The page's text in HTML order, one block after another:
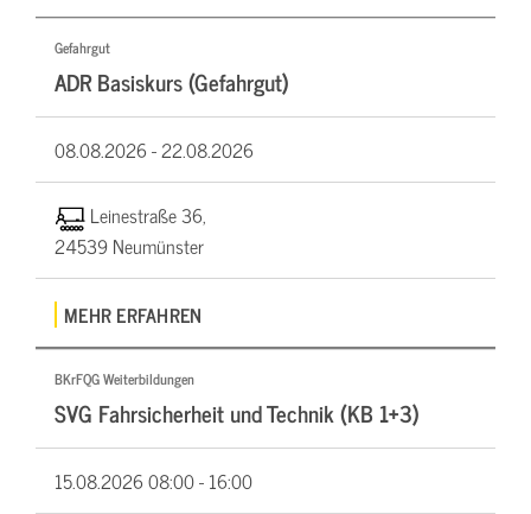
Gefahrgut
ADR Basiskurs (Gefahrgut)
08.08.2026 -22.08.2026
Leinestraße 36,
24539 Neumünster
MEHR ERFAHREN
BKrFQG Weiterbildungen
SVG Fahrsicherheit und Technik (KB 1+3)
15.08.202608:00 - 16:00